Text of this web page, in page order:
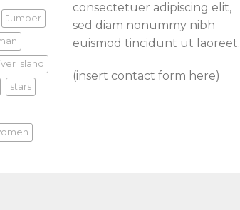
Jumper
Island
stars
consectetuer adipiscing elit,
sed diam nonummy nibh
euismod tincidunt ut laoreet.
(insert contact form here)